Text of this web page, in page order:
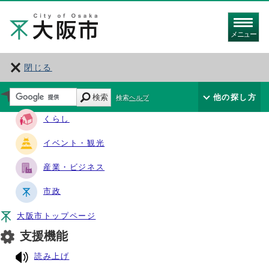
メニュー
閉じる
サイト・ナビ
くらし
イベント・観光
産業・ビジネス
市政
大阪市トップページ
支援機能
読み上げ
検索 検索ヘルプ 他の探し方